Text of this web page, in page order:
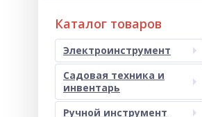
Каталог товаров
Электроинструмент
Садовая техника и
инвентарь
Ручной инструмент